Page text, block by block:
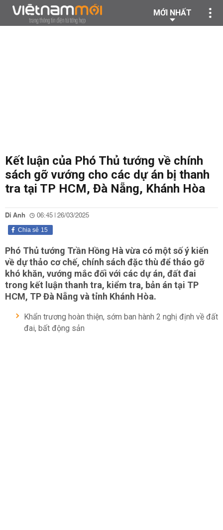
MỚI NHẤT
Kết luận của Phó Thủ tướng về chính
sách gỡ vướng cho các dự án bị thanh
tra tại TP HCM, Đà Nẵng, Khánh Hòa
Di Anh 06:45 | 26/03/2025
15
Chia sẻ
Phó Thủ tướng Trần Hồng Hà vừa có một số ý kiến
về dự thảo cơ chế, chính sách đặc thù để tháo gỡ
khó khăn, vướng mắc đối với các dự án, đất đai
trong kết luận thanh tra, kiểm tra, bản án tại TP
HCM, TP Đà Nẵng và tỉnh Khánh Hòa.
Khẩn trương hoàn thiện, sớm ban hành 2 nghị định về đất
đai, bất động sản